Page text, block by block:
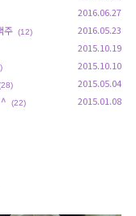
2016.06.27
주 (12) 2016.05.23
2015.10.19
2015.10.10
2015.05.04
(22) 2015.01.08